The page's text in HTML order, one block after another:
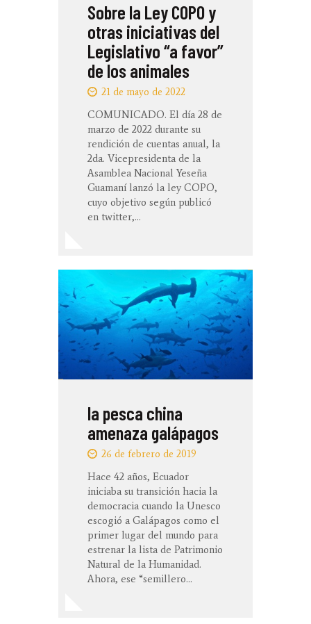
Sobre la Ley COPO y
otras iniciativas del
Legislativo “a favor”
de los animales
21 de mayo de 2022
COMUNICADO. El día 28 de
marzo de 2022 durante su
rendición de cuentas anual, la
2da. Vicepresidenta de la
Asamblea Nacional Yeseña
Guamaní lanzó la ley COPO,
cuyo objetivo según publicó
en twitter,…
la pesca china
amenaza galápagos
26 de febrero de 2019
Hace 42 años, Ecuador
iniciaba su transición hacia la
democracia cuando la Unesco
escogió a Galápagos como el
primer lugar del mundo para
estrenar la lista de Patrimonio
Natural de la Humanidad.
Ahora, ese “semillero…